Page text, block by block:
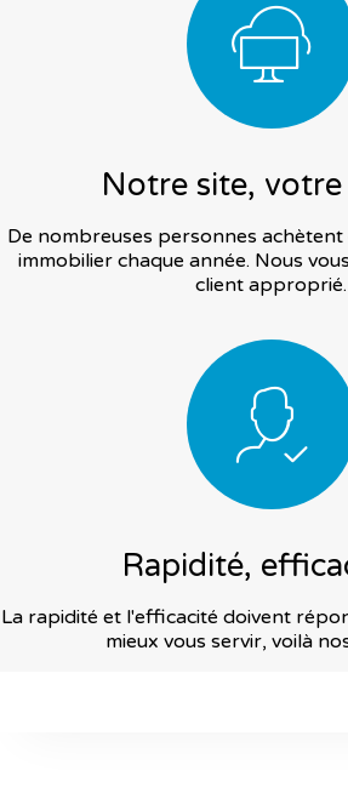
Notre site,
De nombreuses personnes
immobilier chaque année. Nous
client approprié.
Rapidité,
La rapidité et l'efficacité doivent
mieux vous servir, voilà